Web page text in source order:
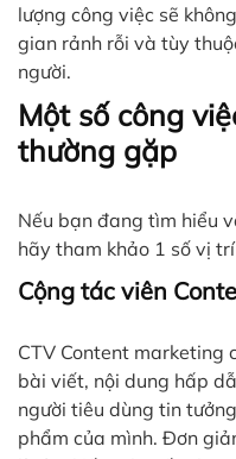
lượng công việc sẽ
gian rảnh rỗi và tùy
người.
Một số công
thường gặp
Nếu bạn đang tìm hiểu
hãy tham khảo 1 số vị
Cộng tác viên
CTV Content marketing
bài viết, nội dung hấp
người tiêu dùng tin
phẩm của mình. Đơn